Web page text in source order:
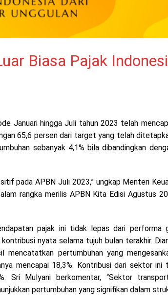
Biasa Pajak
Januari hingga Juli tahun 2023 telah
65,6 persen dari target yang telah
sebanyak 4,1% bila dibandingkan
pada APBN Juli 2023,” ungkap Menteri
rangka merilis APBN Kita Edisi Agustus
pajak ini tidak lepas dari performa
nyata selama tujuh bulan terakhir.
mencatatkan pertumbuhan yang
mencapai 18,3%. Kontribusi dari sektor ini
Sri Mulyani berkomentar, “Sektor
pertumbuhan yang signifikan dalam